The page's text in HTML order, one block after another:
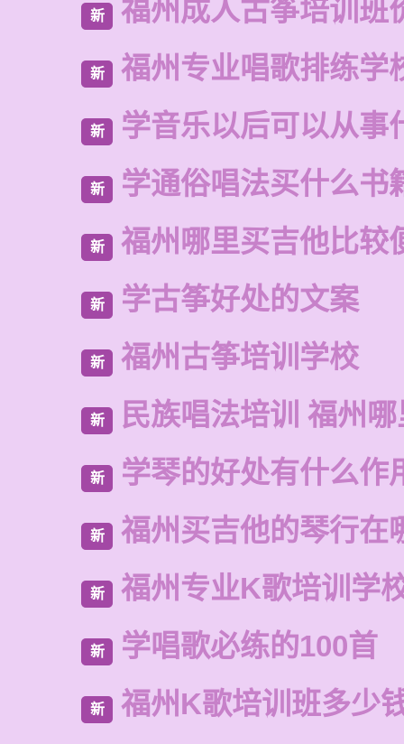
新 福州成人古筝培训班
新 福州专业唱歌排练学
新 学音乐以后可以从事
新 学通俗唱法买什么书
新 福州哪里买吉他比较
新 学古筝好处的文案
新 福州古筝培训学校
新 民族唱法培训 福州
新 学琴的好处有什么作
新 福州买吉他的琴行在
新 福州专业K歌培训学
新 学唱歌必练的100首
新 福州K歌培训班多少